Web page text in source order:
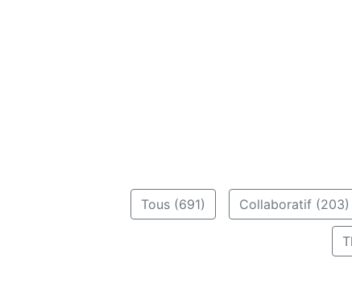
Tous (691) Collaboratif (203)